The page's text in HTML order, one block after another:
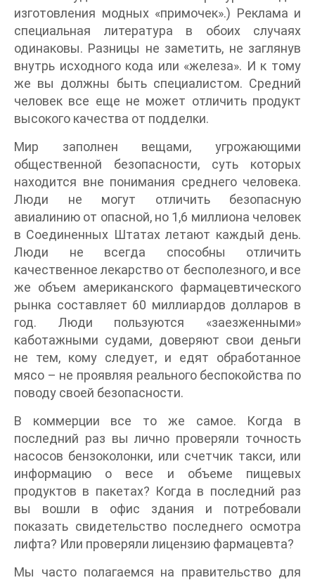
изготовления модных «примочек».) Реклама и
специальная литература в обоих случаях
одинаковы. Разницы не заметить, не заглянув
внутрь исходного кода или «железа». И к тому
же вы должны быть специалистом. Средний
человек все еще не может отличить продукт
высокого качества от подделки.
Мир заполнен вещами, угрожающими
общественной безопасности, суть которых
находится вне понимания среднего человека.
Люди не могут отличить безопасную
авиалинию от опасной, но 1,6 миллиона человек
в Соединенных Штатах летают каждый день.
Люди не всегда способны отличить
качественное лекарство от бесполезного, и все
же объем американского фармацевтического
рынка составляет 60 миллиардов долларов в
год. Люди пользуются «заезженными»
каботажными судами, доверяют свои деньги
не тем, кому следует, и едят обработанное
мясо – не проявляя реального беспокойства по
поводу своей безопасности.
В коммерции все то же самое. Когда в
последний раз вы лично проверяли точность
насосов бензоколонки, или счетчик такси, или
информацию о весе и объеме пищевых
продуктов в пакетах? Когда в последний раз
вы вошли в офис здания и потребовали
показать свидетельство последнего осмотра
лифта? Или проверяли лицензию фармацевта?
Мы часто полагаемся на правительство для